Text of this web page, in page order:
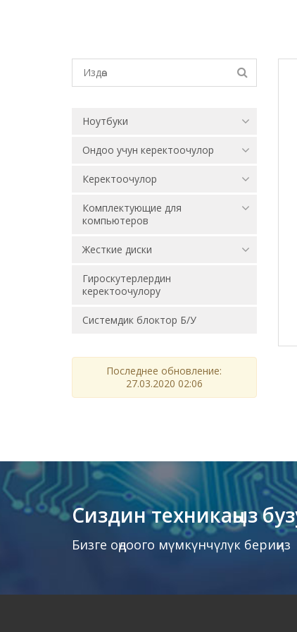
Ноутбуки
Ондоо учун керектоочулор
Керектоочулор
Комплектующие для
компьютеров
Жесткие диски
Гироскутерлердин
керектоочулору
Системдик блоктор Б/У
Последнее обновление:
27.03.2020 02:06
Сиздин техникаңыз
Бизге оңдоого мүмкүнчүлүк бериңиз